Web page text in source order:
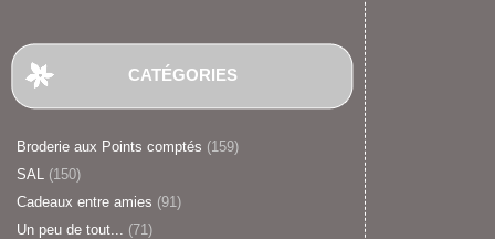
CATÉGORIES
Broderie aux Points comptés (159)
SAL (150)
Cadeaux entre amies (91)
Un peu de tout... (71)